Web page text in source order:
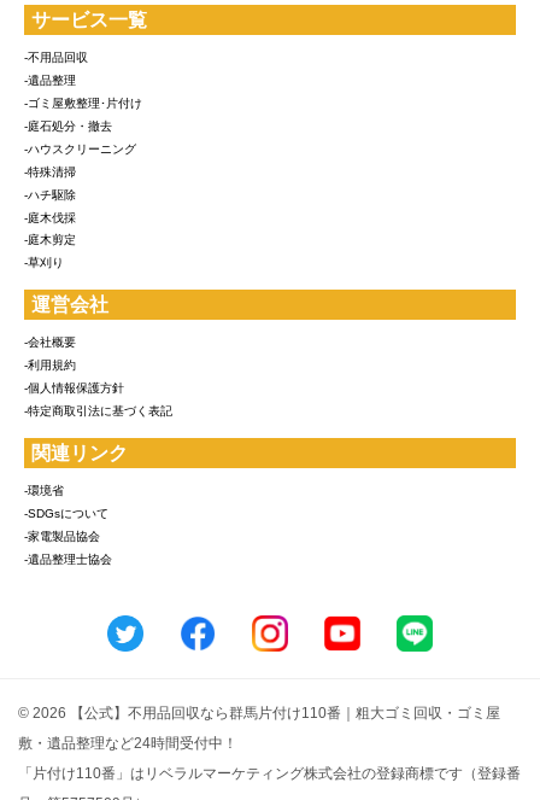
サービス一覧
-不用品回収
-遺品整理
-ゴミ屋敷整理･片付け
-庭石処分・撤去
-ハウスクリーニング
-特殊清掃
-ハチ駆除
-庭木伐採
-庭木剪定
-草刈り
運営会社
-会社概要
-利用規約
-個人情報保護方針
-特定商取引法に基づく表記
関連リンク
-環境省
-SDGsについて
-家電製品協会
-遺品整理士協会
© 2026 【公式】不用品回収なら群馬片付け110番｜粗大ゴミ回収・ゴミ屋
敷・遺品整理など24時間受付中！
「片付け110番」はリベラルマーケティング株式会社の登録商標です（登録番